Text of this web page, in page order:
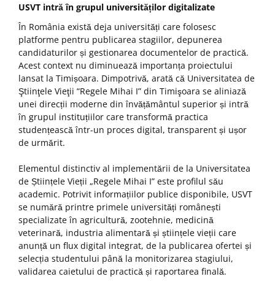
USVT intră în grupul universităților digitalizate
În România există deja universități care folosesc
platforme pentru publicarea stagiilor, depunerea
candidaturilor și gestionarea documentelor de practică.
Acest context nu diminuează importanța proiectului
lansat la Timișoara. Dimpotrivă, arată că Universitatea de
Ştiinţele Vieţii “Regele Mihai I” din Timişoara se aliniază
unei direcții moderne din învățământul superior și intră
în grupul instituțiilor care transformă practica
studențească într-un proces digital, transparent și ușor
de urmărit.
Elementul distinctiv al implementării de la Universitatea
de Științele Vieții „Regele Mihai I” este profilul său
academic. Potrivit informațiilor publice disponibile, USVT
se numără printre primele universități românești
specializate în agricultură, zootehnie, medicină
veterinară, industria alimentară și științele vieții care
anunță un flux digital integrat, de la publicarea ofertei și
selecția studentului până la monitorizarea stagiului,
validarea caietului de practică și raportarea finală.